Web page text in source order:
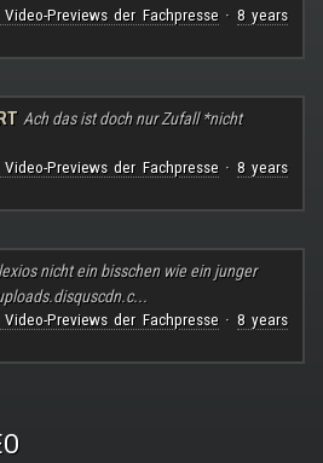
Previews der Fachpresse· 8 years
Ach das ist doch nur Zufall *nicht
Previews der Fachpresse· 8 years
nicht ein bisschen wie ein junger
Previews der Fachpresse· 8 years